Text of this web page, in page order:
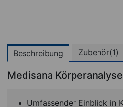
Beschreibung Zubehör(1)
Medisana
Umfassender Einblick in